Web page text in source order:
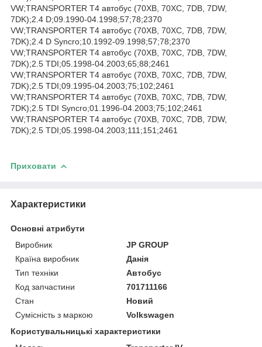
VW;TRANSPORTER T4 автобус (70XB, 70XC, 7DB, 7DW,
7DK);2.4 D;09.1990-04.1998;57;78;2370
VW;TRANSPORTER T4 автобус (70XB, 70XC, 7DB, 7DW,
7DK);2.4 D Syncro;10.1992-09.1998;57;78;2370
VW;TRANSPORTER T4 автобус (70XB, 70XC, 7DB, 7DW,
7DK);2.5 TDI;05.1998-04.2003;65;88;2461
VW;TRANSPORTER T4 автобус (70XB, 70XC, 7DB, 7DW,
7DK);2.5 TDI;09.1995-04.2003;75;102;2461
VW;TRANSPORTER T4 автобус (70XB, 70XC, 7DB, 7DW,
7DK);2.5 TDI Syncro;01.1996-04.2003;75;102;2461
VW;TRANSPORTER T4 автобус (70XB, 70XC, 7DB, 7DW,
7DK);2.5 TDI;05.1998-04.2003;111;151;2461
Приховати
Характеристики
Основні атрибути
Виробник
JP GROUP
Країна виробник
Данія
Тип техніки
Автобус
Код запчастини
701711166
Стан
Новий
Сумісність з маркою
Volkswagen
Користувальницькі характеристики